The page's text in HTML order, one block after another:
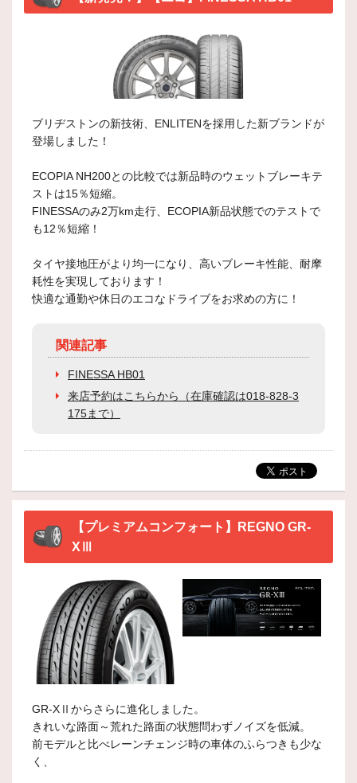
ブリヂストンの新技術、ENLITENを採用した新ブランドが
登場しました！
ECOPIA NH200との比較では新品時のウェットブレーキテ
ストは15％短縮。
FINESSAのみ2万km走行、ECOPIA新品状態でのテストで
も12％短縮！
タイヤ接地圧がより均一になり、高いブレーキ性能、耐摩
耗性を実現しております！
快適な通勤や休日のエコなドライブをお求めの方に！
関連記事
FINESSA HB01
来店予約はこちらから（在庫確認は018-828-3
175まで）
【プレミアムコンフォート】REGNO GR-
XⅢ
GR-XⅡからさらに進化しました。
きれいな路面～荒れた路面の状態問わずノイズを低減。
前モデルと比べレーンチェンジ時の車体のふらつきも少な
く、